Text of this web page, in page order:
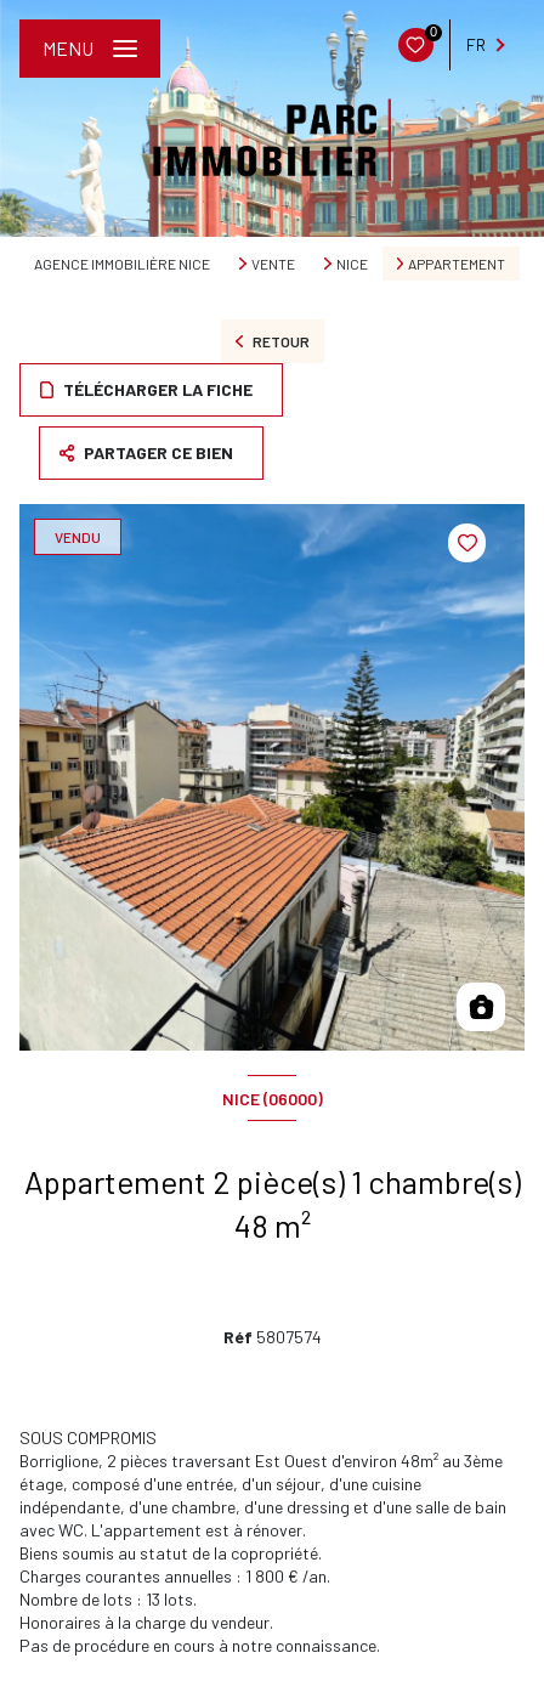
0
FR
MENU
AGENCE IMMOBILIÈRE NICE VENTE NICE APPARTEMENT
RETOUR
TÉLÉCHARGER LA FICHE
PARTAGER CE BIEN
VENDU
NICE (06000)
Appartement 2 pièce(s) 1 chambre(s)
48 m²
Réf 5807574
SOUS COMPROMIS
Borriglione, 2 pièces traversant Est Ouest d'environ 48m² au 3ème
étage, composé d'une entrée, d'un séjour, d'une cuisine
indépendante, d'une chambre, d'une dressing et d'une salle de bain
avec WC. L'appartement est à rénover.
Biens soumis au statut de la copropriété.
Charges courantes annuelles : 1 800 € /an.
Nombre de lots : 13 lots.
Honoraires à la charge du vendeur.
Pas de procédure en cours à notre connaissance.